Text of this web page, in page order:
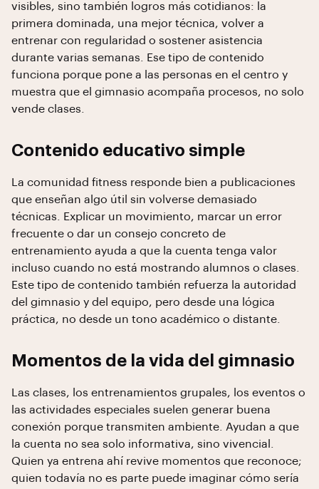
visibles, sino también logros más cotidianos: la
primera dominada, una mejor técnica, volver a
entrenar con regularidad o sostener asistencia
durante varias semanas. Ese tipo de contenido
funciona porque pone a las personas en el centro y
muestra que el gimnasio acompaña procesos, no solo
vende clases.
Contenido educativo simple
La comunidad fitness responde bien a publicaciones
que enseñan algo útil sin volverse demasiado
técnicas. Explicar un movimiento, marcar un error
frecuente o dar un consejo concreto de
entrenamiento ayuda a que la cuenta tenga valor
incluso cuando no está mostrando alumnos o clases.
Este tipo de contenido también refuerza la autoridad
del gimnasio y del equipo, pero desde una lógica
práctica, no desde un tono académico o distante.
Momentos de la vida del gimnasio
Las clases, los entrenamientos grupales, los eventos o
las actividades especiales suelen generar buena
conexión porque transmiten ambiente. Ayudan a que
la cuenta no sea solo informativa, sino vivencial.
Quien ya entrena ahí revive momentos que reconoce;
quien todavía no es parte puede imaginar cómo sería